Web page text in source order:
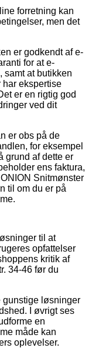
forretning kan
men det
er godkendt af e-
for at e-
samt at butikken
ekspertise
er en rigtig god
ved dit
er obs på de
for eksempel
grund af dette er
ens faktura,
Snitmønster
til om du er på
til at
opfattelser
kritik af
34-46 før du
gunstige løsninger
I øvrigt ses
en
måde kan
oplevelser.